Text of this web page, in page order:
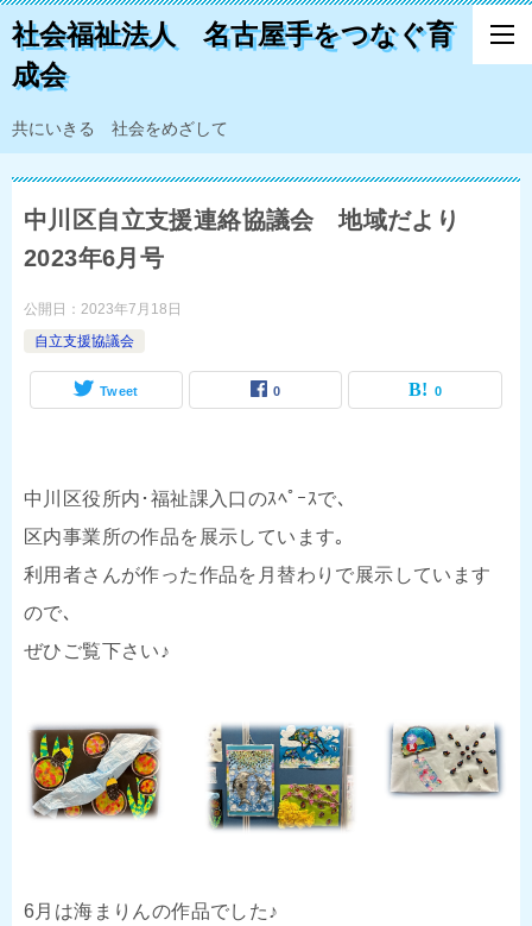
社会福祉法人 名古屋手をつなぐ育
成会
共にいきる 社会をめざして
中川区自立支援連絡協議会 地域だより
2023年6月号
公開日： 2023年7月18日
自立支援協議会
Tweet 0 0
中川区役所内･福祉課入口のｽﾍﾟｰｽで､
区内事業所の作品を展示しています｡
利用者さんが作った作品を月替わりで展示しています
ので､
ぜひご覧下さい♪
6月は海まりんの作品でした♪